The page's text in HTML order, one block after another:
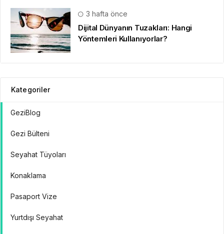
3 hafta önce
Dijital Dünyanın Tuzakları: Hangi
Yöntemleri Kullanıyorlar?
Kategoriler
GeziBlog
Gezi Bülteni
Seyahat Tüyoları
Konaklama
Pasaport Vize
Yurtdışı Seyahat